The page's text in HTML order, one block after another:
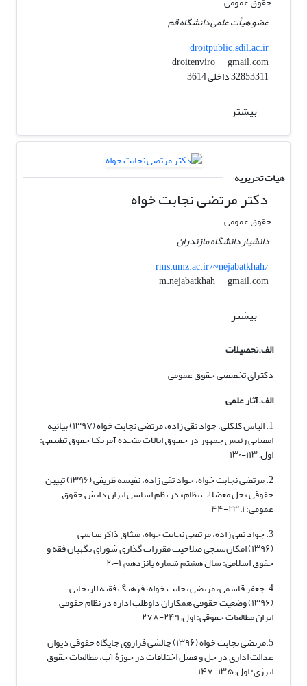
عضو هیأت علمی دانشگاه قم
droitpublic.sdil.ac.ir
droitenviro
gmail.com
بیشتر
هیات تحریریه
دکتر مرتضی نجابت خواه
حقوق عمومی
دانشیار دانشگاه مازندران
rms.umz.ac.ir/~nejabatkhah/
m.nejabatkhah
gmail.com
بیشتر
الف.تحصیلات
دکترای تخصصی حقوق عمومی
الف.آثار علمی
1. الیاس کلکلی، جواد تقی زاده، مرتضی نجابت خواه (۱۳۹۷) بیانیة
امضایی رئیس جمهور در حقـوق ایالات متحدة آمریکـا حقوق تطبیقی:
اول; ۱۱۳-۱۳۰
2. مرتضی نجابت خواه، جواد تقی زاده، نفیسه ظریفی (۱۳۹۶) تبیین
حقوقی «حل معضلات نظام» در نظم اساسی ایران دانش حقوق
عمومی: ۱; ۲۳-۴۴
3. جواد تقی زاده، مرتضی نجابت خواه، میثاق ذاکرعباسی
(۱۳۹۶) امکان‌سنجی صلاحیت مقررات گذاری شورای نگهبان فقه و
حقوق اسلامی: سال هشتم شماره پانزدهم; ۱-۲۰
4. جعفر قاسمی، مرتضی نجابت خواه، فرهنگ فقیه لاریجانی
(۱۳۹۶) وضعیت حقوقی همکاران داوطلب اداره در نظام حقوقی
ایران مطالعات حقوقی: اول; ۲۴۹-۲۷۸
5.مرتضی نجابت خواه (۱۳۹۶) چالشی فراروی جایگاه حقوقی دیوان
عدالت اداری در حل و فصل اختلافات در حوزۀ آب، مطالعات حقوق
انرژی: اول; ۱۳۵-۱۴۷